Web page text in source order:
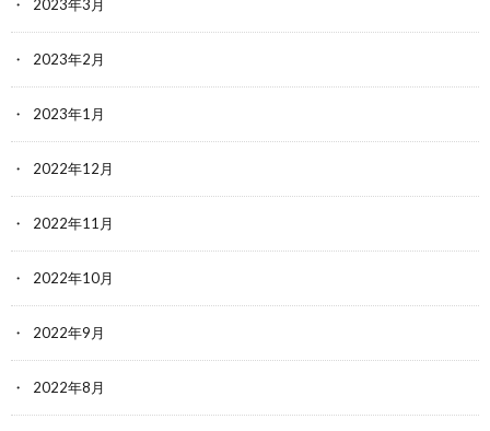
2023年3月
2023年2月
2023年1月
2022年12月
2022年11月
2022年10月
2022年9月
2022年8月